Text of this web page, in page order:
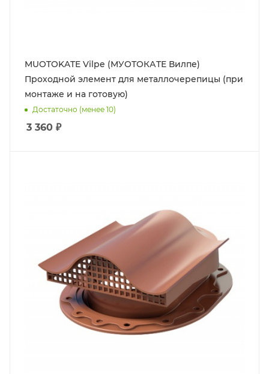
MUOTOKATE Vilpe (МУОТОКАТЕ Вилпе)
Проходной элемент для металлочерепицы (при
монтаже и на готовую)
Достаточно (менее 10)
3 360 ₽